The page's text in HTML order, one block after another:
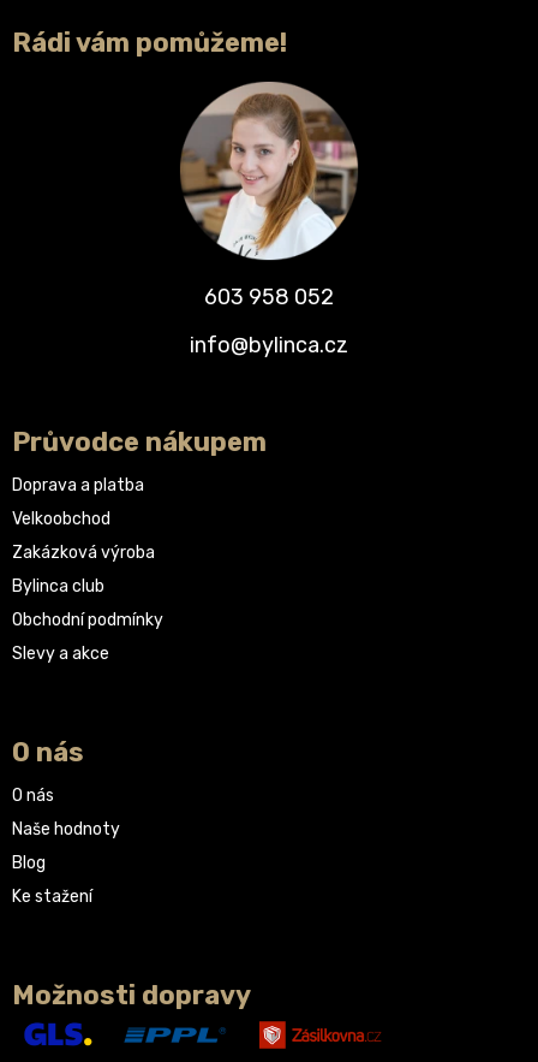
Rádi vám pomůžeme!
603 958 052
info@bylinca.cz
Průvodce nákupem
Doprava a platba
Velkoobchod
Zakázková výroba
Bylinca club
Obchodní podmínky
Slevy a akce
O nás
O nás
Naše hodnoty
Blog
Ke stažení
Možnosti dopravy